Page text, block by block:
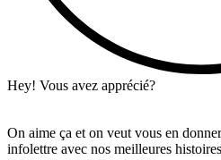
Hey! Vous avez apprécié?
On aime ça et on veut vous en
infolettre avec nos meilleures